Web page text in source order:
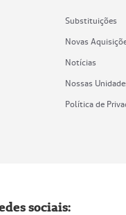
Substituições
Novas
Notícias
Nossas
Política de
sociais: